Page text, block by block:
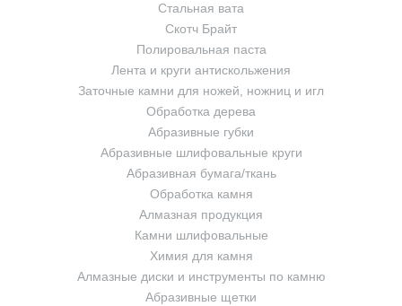
Стальная вата
Скотч Брайт
Полировальная паста
Лента и круги антискольжения
Заточные камни для ножей, ножниц и игл
Обработка дерева
Абразивные губки
Абразивные шлифовальные круги
Абразивная бумага/ткань
Обработка камня
Алмазная продукция
Камни шлифовальные
Химия для камня
Алмазные диски и инструменты по камню
Абразивные щетки